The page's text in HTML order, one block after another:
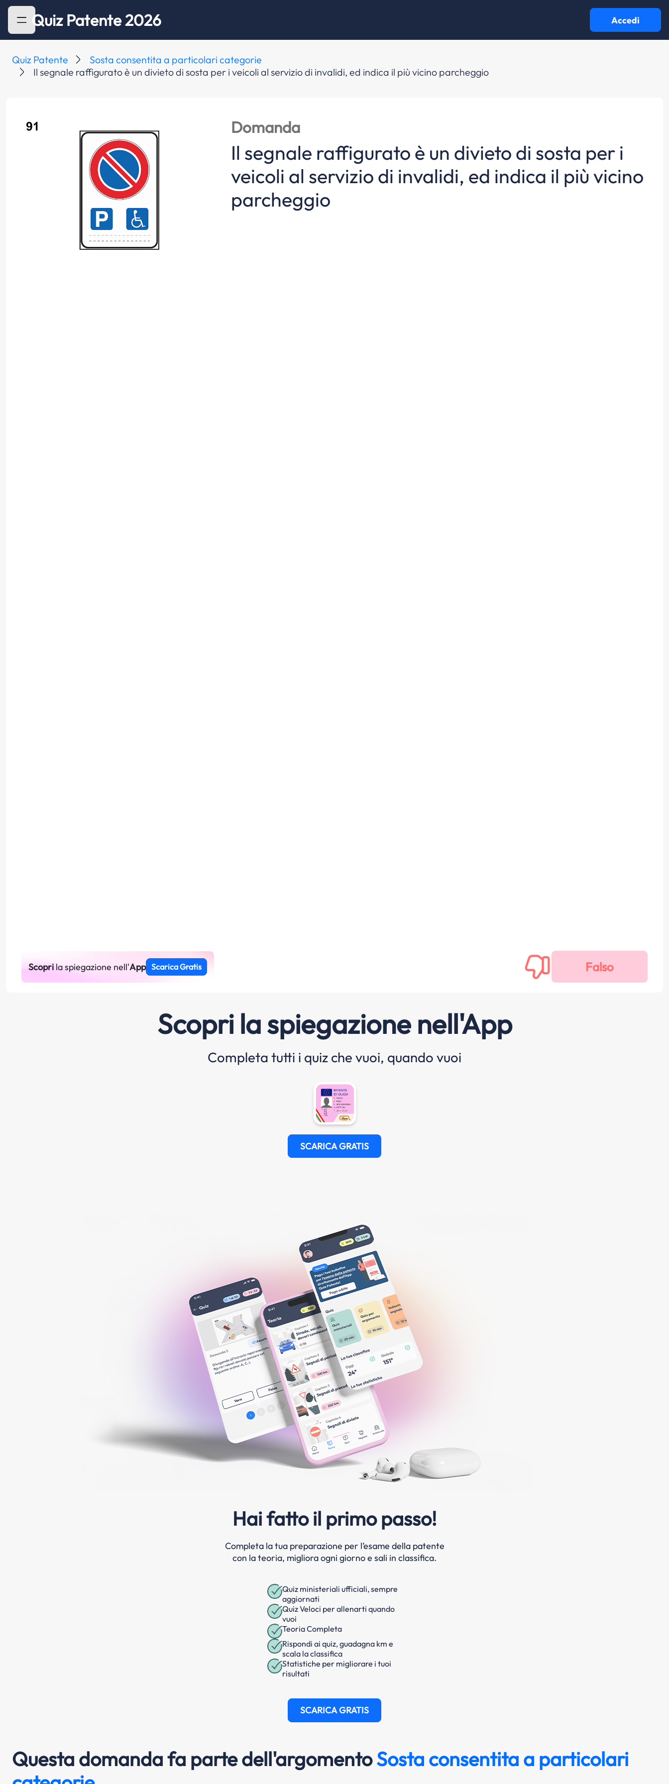
Quiz Patente 2026 Accedi
Quiz Patente
Sosta consentita a particolari categorie
Il segnale raffigurato è un divieto di sosta per i veicoli al servizio di invalidi, ed indica il più vicino parcheggio
Domanda
Il segnale raffigurato è un divieto di sosta per i
veicoli al servizio di invalidi, ed indica il più vicino
parcheggio
Scoprila spiegazione nell'App Scarica Gratis
Scopri la spiegazione nell'App
Completa tutti i quiz che vuoi, quando vuoi
SCARICA GRATIS
Hai fatto il primo passo!
Completa la tua preparazione per l’esame della patente
con la teoria, migliora ogni giorno e sali in classifica.
Quiz ministeriali ufficiali, sempre
aggiornati
Quiz Veloci per allenarti quando
vuoi
Teoria Completa
Rispondi ai quiz, guadagna km e
scala la classifica
Statistiche per migliorare i tuoi
risultati
SCARICA GRATIS
Questa domanda fa parte dell'argomentoSosta consentita a particolari